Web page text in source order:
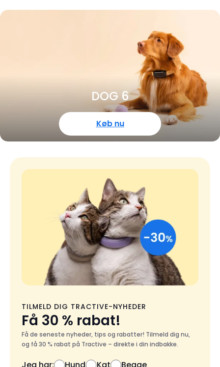
DOG 6
Køb nu
TILMELD DIG TRACTIVE-NYHEDER
Få 30 % rabat!
Få de seneste nyheder, tips og rabatter! Tilmeld dig nu,
og få 30 % rabat på Tractive – direkte i din indbakke.
Jeg har: Hund Kat Begge